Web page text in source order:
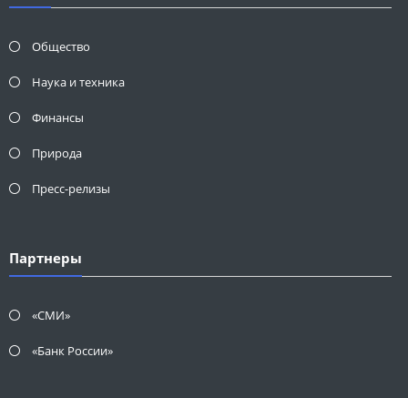
Общество
Наука и техника
Финансы
Природа
Пресс-релизы
Партнеры
«СМИ»
«Банк России»